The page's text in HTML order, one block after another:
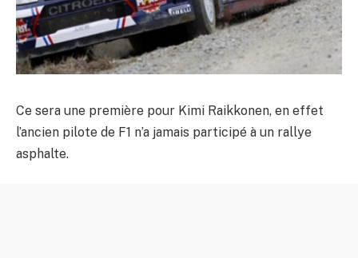
Ce sera une première pour Kimi Raikkonen, en effet
l’ancien pilote de F1 n’a jamais participé à un rallye
asphalte.